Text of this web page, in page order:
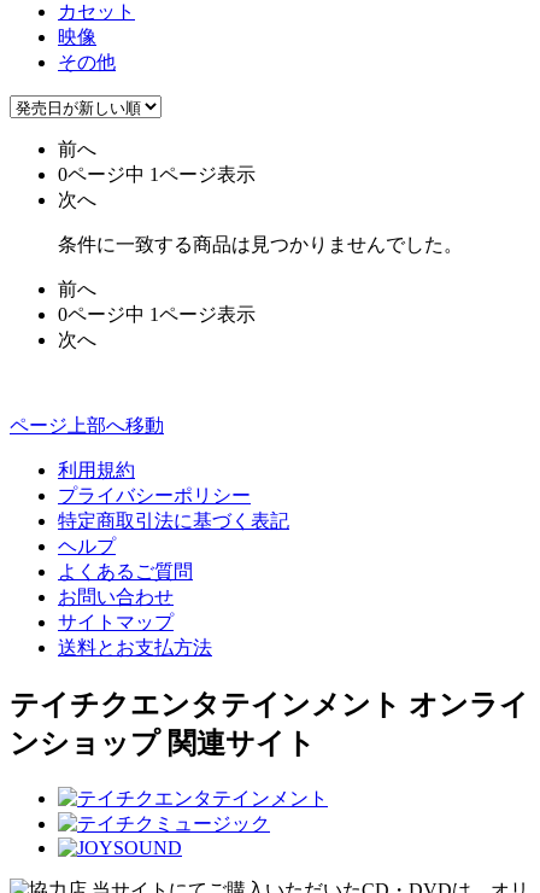
カセット
映像
その他
前へ
0ページ中 1ページ表示
次へ
条件に一致する商品は見つかりませんでした。
前へ
0ページ中 1ページ表示
次へ
ページ上部へ移動
利用規約
プライバシーポリシー
特定商取引法に基づく表記
ヘルプ
よくあるご質問
お問い合わせ
サイトマップ
送料とお支払方法
テイチクエンタテインメント オンライ
ンショップ 関連サイト